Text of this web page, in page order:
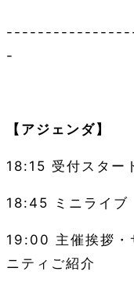
-
【アジェンダ】
18:15 受付スター
18:45 ミニライブ
19:00 主催挨拶
ニティご紹介